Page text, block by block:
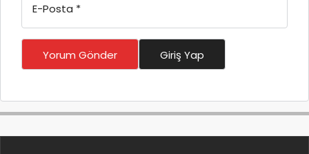
E-Posta *
Yorum Gönder Giriş Yap